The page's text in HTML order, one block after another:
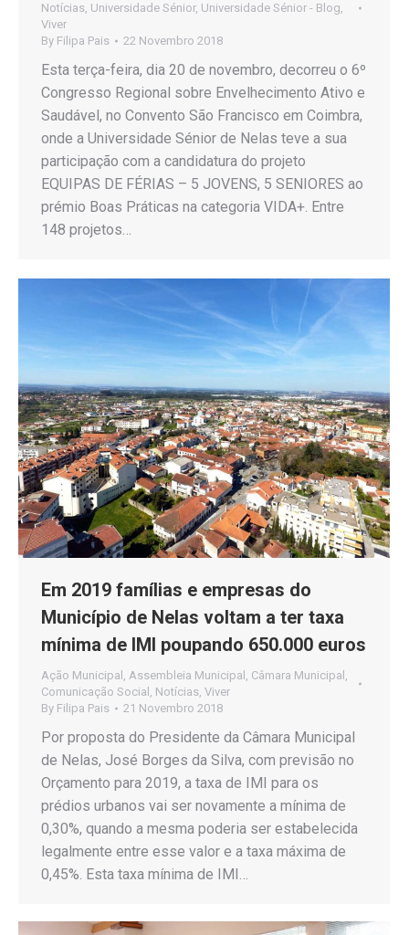
Notícias, Universidade Sénior, Universidade Sénior - Blog,
Viver
By Filipa Pais 22 Novembro 2018
Esta terça-feira, dia 20 de novembro, decorreu o 6º
Congresso Regional sobre Envelhecimento Ativo e
Saudável, no Convento São Francisco em Coimbra,
onde a Universidade Sénior de Nelas teve a sua
participação com a candidatura do projeto
EQUIPAS DE FÉRIAS – 5 JOVENS, 5 SENIORES ao
prémio Boas Práticas na categoria VIDA+. Entre
148 projetos…
Em 2019 famílias e empresas do
Município de Nelas voltam a ter taxa
mínima de IMI poupando 650.000 euros
Ação Municipal Assembleia Municipal Câmara Municipal
Comunicação Social Notícias Viver
By Filipa Pais 21 Novembro 2018
Por proposta do Presidente da Câmara Municipal
de Nelas, José Borges da Silva, com previsão no
Orçamento para 2019, a taxa de IMI para os
prédios urbanos vai ser novamente a mínima de
0,30%, quando a mesma poderia ser estabelecida
legalmente entre esse valor e a taxa máxima de
0,45%. Esta taxa mínima de IMI…